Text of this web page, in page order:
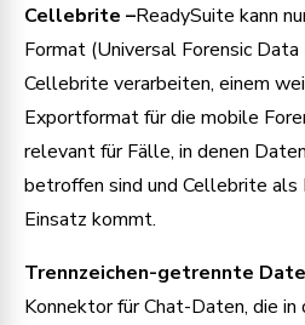
Cellebrite –ReadySuite kann
Format (Universal Forensic
Cellebrite verarbeiten, einem
Exportformat für die mobile
relevant für Fälle, in denen
betroffen sind und Cellebrite als
Einsatz kommt.
Trennzeichen-getrennte
Konnektor für Chat-Daten, die in